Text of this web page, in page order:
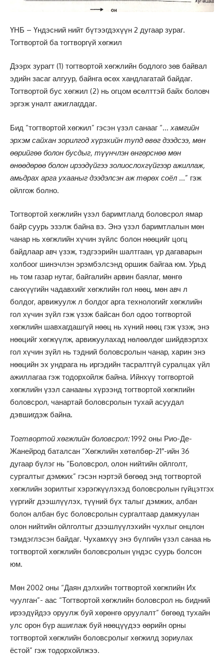
ҮНБ – Үндэсний нийт бүтээгдэхүүн 2 дугаар зураг.
Тогтвортой ба тогтворгүй хөгжил
Дээрх зурагт (1) тогтвортой хөгжлийн бодлого зөв байвал
эдийн засаг алгуур, байнга өсөх хандлагатай байдаг.
Тогтвортой бус хөгжил (2) нь огцом өсөлттэй байх боловч
эргэж уналт ажиглагддаг.
Бид “тогтвортой хөгжил” гэсэн үзэл санааг “…хамгийн
эрхэм сайхан зорилгод хүрэхийн тупд өвөг дээдсээ, мөн
өөрийгөө болон бусдыг, түүнчлэн өнгөрснөө мөн
өнөөдөрөө болон ирээдүйгээ золиослохгүйгээр ажиллаж,
амьдрах арга ухааныг дээдэлсэн аж төрөх соёл …” гэж
ойлгож болно.
Тогтвортой хөгжлийн үзэл баримтлалд боловсрол ямар
байр суурь эзэлж байна вэ. Энэ үзэл баримтлалын мөн
чанар нь хөгжлийн хүчин зүйлс болон нөөцийг цогц
байдлаар авч үзэж, тэдгээрийн шалтгаан, үр дагаварын
холбоог шинэчлэн эрэмбэлсэнд оршиж байгаа юм. Урьд
нь том газар нутаг, байгалийн арвин баялаг, мөнгө
санхүүгийн чадавхийг хөгжлийн гол нөөц, мөн авч л
болдог, арвижуулж л болдог арга технологийг хөгжлийн
гол хүчин зүйл гэж үзэж байсан бол одоо тоггвортой
хөгжлийн шавхагдашгүй нөөц нь хүний нөөц гэж үзэж, энэ
нөөцийг хөгжүүлж, арвижуулахад нөлөөлдөг шийдвэрлэх
гол хүчин зүйл нь тэдний боловсролын чанар, харин энэ
нөөцийн эх ундрага нь иргэдийн тасралтгүй суралцах үйл
ажиллагаа гэж тодорхойлж байна. Ийнхүү тоггвортой
хөгжлийн үзэл санааны хүрээнд тогтвортой хөгжпийн
боловсрол, чанартай боловсролын тухай асуудал
дэвшигдэж байна.
Тогтвортой хөгжлийн боловсрол:1992 оны Рио-Де-
Жанейрод баталсан “Хөгжлийн хөтөлбөр-21″-ийн 36
дугаар бүлэг нь “Боловсрол, олон нийтийн ойлголт,
сургалтыг дэмжих” гэсэн нэртэй бөгөөд энд тогтвортой
хөгжлийн зорилтыг хэрэгжүүлэхэд боловсролын гүйцэтгэх
үүргийг дээшлүүлэх, түүний бүх талыг дэмжих, албан
болон албан бус боловсролын сургалтаар дамжуулан
олон нийтийн ойлголтыг дээшлүүлэхийн чухлыг онцлон
тэмдэглэсэн байдаг. Чухамхүү энэ бүлгийн үзэл санаа нь
тогтвортой хөгжлийн боловсролын үндэс суурь болсон
юм.
Мөн 2002 оны “Даян дэлхийн тогтвортой хөгжпийн Их
чуулган”- аас “Тогтвортой хөгжлийн боловсрол нь бидний
ирээдүйдээ оруулж буй хөрөнгө оруулалт” бөгөөд тухайн
улс орон бүр ашиглаж буй нөөцүүдээ өөрийн орны
тогтвортой хөгжлийн боловсролыг хөгжилд зориулах
ёстой” гэж тодорхойлжээ.